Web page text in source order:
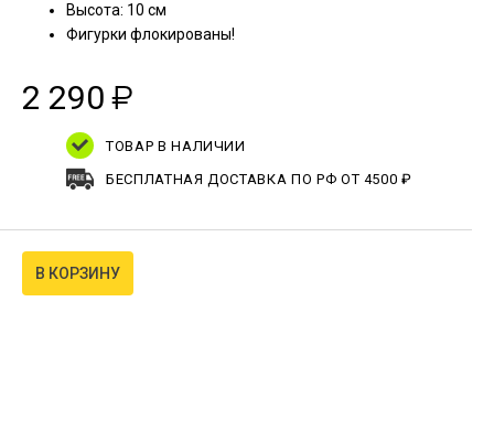
Высота: 10 см
Фигурки флокированы!
2 290 ₽
ТОВАР В НАЛИЧИИ
БЕСПЛАТНАЯ ДОСТАВКА ПО РФ ОТ 4500 ₽
В КОРЗИНУ